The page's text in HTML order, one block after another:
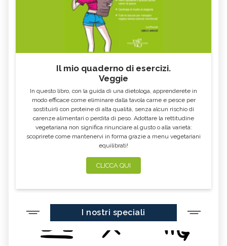
Il mio quaderno di esercizi.
Veggie
In questo libro, con la guida di una dietologa, apprenderete in
modo efficace come eliminare dalla tavola carne e pesce per
sostituirli con proteine di alta qualità, senza alcun rischio di
carenze alimentari o perdita di peso. Adottare la rettitudine
vegetariana non significa rinunciare al gusto o alla varietà:
scoprirete come mantenervi in forma grazie a menu vegetariani
equilibrati!
CLICCA QUI
I nostri speciali